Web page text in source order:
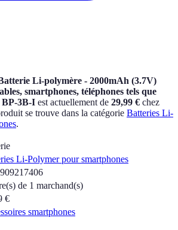
Li-polymère - 2000mAh (3.7V)
smartphones, téléphones tels que
3B-I est actuellement de 29,99 € chez
se trouve dans la catégorie Batteries Li-
.
Li-Polymer pour smartphones
de 1 marchand(s)
€
smartphones